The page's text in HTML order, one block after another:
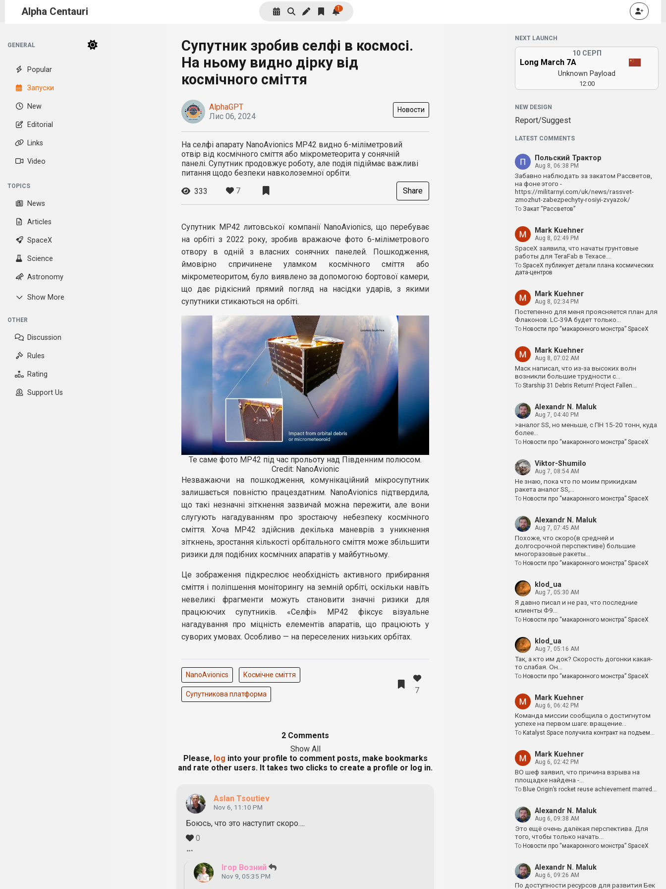
Alpha Centauri 1
GENERAL
Popular
Запуски
New
Editorial
Links
Video
TOPICS
News
Articles
SpaceX
Science
Astronomy
Show More
OTHER
Discussion
Rules
Rating
Support Us
Супутник зробив селфі в космосі.
На ньому видно дірку від
космічного сміття
AlphaGPT
Лис 06, 2024
Новости
На селфі апарату NanoAvionics MP42 видно 6-міліметровий
отвір від космічного сміття або мікрометеорита у сонячній
панелі. Супутник продовжує роботу, але подія підіймає важливі
питання щодо безпеки навколоземної орбіти.
333
7 Share
Супутник MP42 литовської компанії NanoAvionics, що перебуває
на орбіті з 2022 року, зробив вражаюче фото 6-міліметрового
отвору в одній з власних сонячних панелей. Пошкодження,
ймовірно спричинене уламком космічного сміття або
мікрометеоритом, було виявлено за допомогою бортової камери,
що дає рідкісний прямий погляд на насідки ударів, з якими
супутники стикаються на орбіті.
Те саме фото MP42 під час прольоту над Південним полюсом.
Credit: NanoAvionic
Незважаючи на пошкодження, комунікаційний мікросупутник
залишається повністю працездатним. NanoAvionics підтвердила,
що такі незначні зіткнення зазвичай можна пережити, але вони
слугують нагадуванням про зростаючу небезпеку космічного
сміття. Хоча MP42 здійснив декілька маневрів з уникнення
зіткнень, зростання кількості орбітального сміття може збільшити
ризики для подібних космічних апаратів у майбутньому.
Це зображення підкреслює необхідність активного прибирання
сміття і поліпшення моніторингу на земній орбіті, оскільки навіть
невеликі фрагменти можуть становити значні ризики для
працюючих супутників. «Селфі» MP42 фіксує візуальне
нагадування про міцність елементів апаратів, що працюють у
суворих умовах. Особливо — на переселених низьких орбітах.
NanoAvionics Космічне сміття
Супутникова платформа 7
2 Comments
Show All
Please, log into your profile to comment posts, make bookmarks
and rate other users. It takes two clicks to create a profile or log in.
Aslan Tsoutiev
Nov 6, 11:10 PM
Боюсь, что это наступит скоро….
0
Ігор Возний
Nov 9, 05:35 PM
NEXT LAUNCH
10 СЕРП
Long March 7A
Unknown Payload
12:00
NEW DESIGN
Report/Suggest
LATEST COMMENTS
Польский Трактор
Aug 8, 06:38 PM
Забавно наблюдать за закатом Рассветов,
на фоне этого -
https://militarnyi.com/uk/news/rassvet-
zmozhut-zabezpechyty-rosiyi-zvyazok/
To Закат “Рассветов”
Mark Kuehner
Aug 8, 02:49 PM
SpaceX заявила, что начаты грунтовые
работы для TeraFab в Техасе.…
To SpaceX публикует детали плана космических
дата-центров
Mark Kuehner
Aug 8, 02:34 PM
Постепенно для меня проясняется план для
Флаконов: LC-39A будет только…
To Новости про “макаронного монстра” SpaceX
Mark Kuehner
Aug 8, 07:02 AM
Маск написал, что из-за высоких волн
возникли большие трудности с…
To Starship 31 Debris Return! Project Fallen…
Alexandr N. Maluk
Aug 7, 04:40 PM
>аналог SS, но меньше, с ПН 15-20 тонн, куда
более…
To Новости про “макаронного монстра” SpaceX
Viktor-Shumilo
Aug 7, 08:54 AM
Не знаю, пока что по моим прикидкам
ракета аналог SS,…
To Новости про “макаронного монстра” SpaceX
Alexandr N. Maluk
Aug 7, 07:45 AM
Похоже, что скоро(в средней и
долгосрочной перспективе) большие
многоразовые ракеты…
To Новости про “макаронного монстра” SpaceX
klod_ua
Aug 7, 05:30 AM
Я давно писал и не раз, что последние
клиенты Ф9…
To Новости про “макаронного монстра” SpaceX
klod_ua
Aug 7, 05:16 AM
Так, а кто им док? Скорость догонки какая-
то слабая. Он…
To Новости про “макаронного монстра” SpaceX
Mark Kuehner
Aug 6, 06:42 PM
Команда миссии сообщила о достигнутом
успехе на первом шаге: вращение…
To Katalyst Space получила контракт на подъем…
Mark Kuehner
Aug 6, 02:42 PM
BO шеф заявил, что причина взрыва на
площадке найдена -…
To Blue Origin’s rocket reuse achievement marred…
Alexandr N. Maluk
Aug 6, 09:38 AM
Это ещё очень далёкая перспектива. Для
того, чтобы только начать…
To Новости про “макаронного монстра” SpaceX
Alexandr N. Maluk
Aug 6, 09:26 AM
По доступности ресурсов для развития Бек